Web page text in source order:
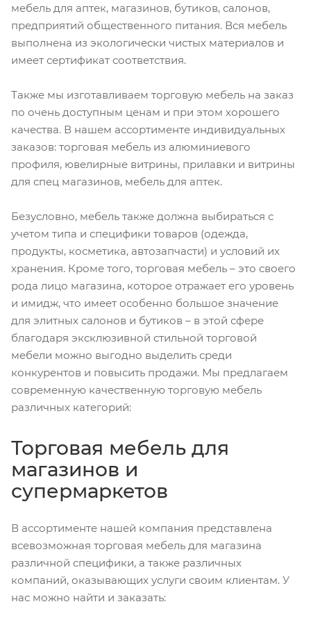
мебель для аптек, магазинов, бутиков, салонов,
предприятий общественного питания. Вся мебель
выполнена из экологически чистых материалов и
имеет сертификат соответствия.
Также мы изготавливаем торговую мебель на заказ
по очень доступным ценам и при этом хорошего
качества. В нашем ассортименте индивидуальных
заказов: торговая мебель из алюминиевого
профиля, ювелирные витрины, прилавки и витрины
для спец магазинов, мебель для аптек.
Безусловно, мебель также должна выбираться с
учетом типа и специфики товаров (одежда,
продукты, косметика, автозапчасти) и условий их
хранения. Кроме того, торговая мебель – это своего
рода лицо магазина, которое отражает его уровень
и имидж, что имеет особенно большое значение
для элитных салонов и бутиков – в этой сфере
благодаря эксклюзивной стильной торговой
мебели можно выгодно выделить среди
конкурентов и повысить продажи. Мы предлагаем
современную качественную торговую мебель
различных категорий:
Торговая мебель для
магазинов и
супермаркетов
В ассортименте нашей компания представлена
всевозможная торговая мебель для магазина
различной специфики, а также различных
компаний, оказывающих услуги своим клиентам. У
нас можно найти и заказать: